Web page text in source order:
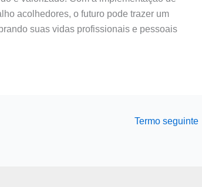
acolhedores, o futuro pode trazer um
suas vidas profissionais e pessoais
Termo seguinte